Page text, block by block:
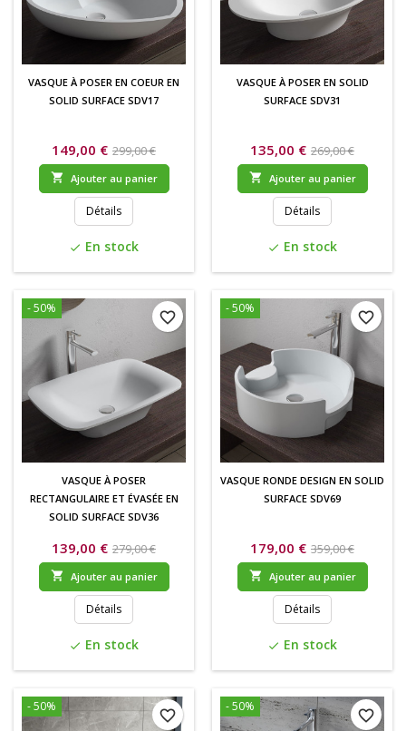
VASQUE À POSER EN COEUR EN
SOLID SURFACE SDV17
149,00 € 299,00 €
 Ajouter au panier
Détails
check En stock
VASQUE À POSER EN SOLID
SURFACE SDV31
135,00 € 269,00 €
 Ajouter au panier
Détails
check En stock
- 50%
VASQUE À POSER
RECTANGULAIRE ET ÉVASÉE EN
SOLID SURFACE SDV36
139,00 € 279,00 €
 Ajouter au panier
Détails
check En stock
favorite_border
- 50%
VASQUE RONDE DESIGN EN SOLID
SURFACE SDV69
179,00 € 359,00 €
 Ajouter au panier
Détails
check En stock
favorite_border
- 50%
favorite_border
- 50%
favorite_border